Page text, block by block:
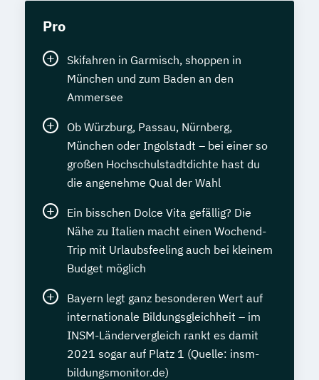
Pro
Skifahren in Garmisch, shoppen in
München und zum Baden an den
Ammersee
Ob Würzburg, Passau, Nürnberg,
München oder Ingolstadt – bei einer so
großen Hochschulstadtdichte hast du
die angenehme Qual der Wahl
Ein bisschen Dolce Vita gefällig? Die
Nähe zu Italien macht einen Wochend-
Trip mit Urlaubsfeeling auch bei kleinem
Budget möglich
Bayern legt ganz besonderen Wert auf
internationale Bildungsgleichheit – im
INSM-Ländervergleich rankt es damit
2021 sogar auf Platz 1 (Quelle: insm-
bildungsmonitor.de)